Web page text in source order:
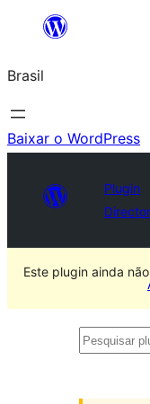
o
conteúdo
Brasil
Baixar o WordPress
Plugin
Este plugin ainda
Pesquisar